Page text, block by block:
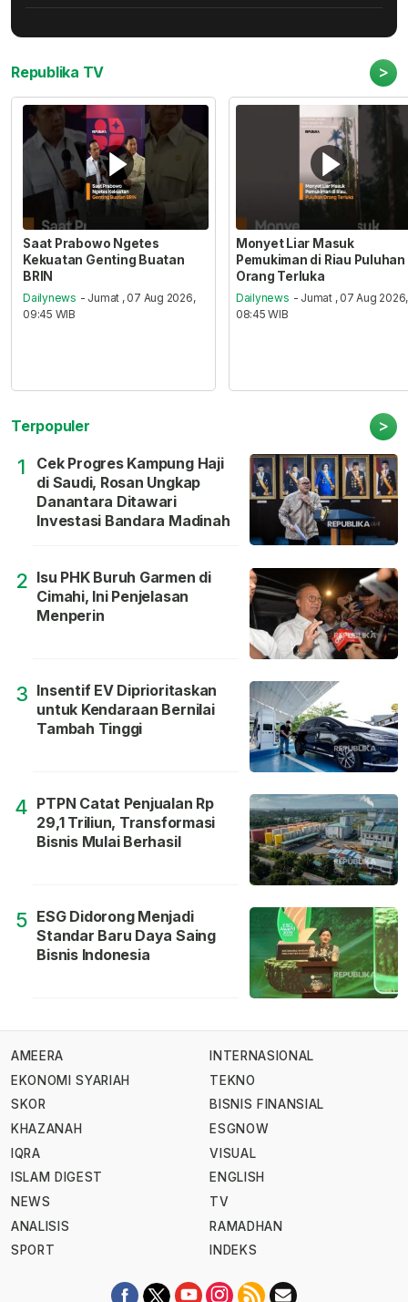
Republika TV >
Saat Prabowo Ngetes
Kekuatan Genting Buatan
BRIN
Dailynews - Jumat , 07 Aug 2026,
09:45 WIB
Monyet Liar Masuk
Pemukiman di Riau Puluhan
Orang Terluka
Dailynews - Jumat , 07 Aug 2026,
08:45 WIB
Terpopuler >
1
Cek Progres Kampung Haji
di Saudi, Rosan Ungkap
Danantara Ditawari
Investasi Bandara Madinah
2 Isu PHK Buruh Garmen di
Cimahi, Ini Penjelasan
Menperin
3 Insentif EV Diprioritaskan
untuk Kendaraan Bernilai
Tambah Tinggi
4 PTPN Catat Penjualan Rp
29,1 Triliun, Transformasi
Bisnis Mulai Berhasil
5 ESG Didorong Menjadi
Standar Baru Daya Saing
Bisnis Indonesia
AMEERA
EKONOMI SYARIAH
SKOR
KHAZANAH
IQRA
ISLAM DIGEST
NEWS
ANALISIS
SPORT
INTERNASIONAL
TEKNO
BISNIS FINANSIAL
ESGNOW
VISUAL
ENGLISH
TV
RAMADHAN
INDEKS